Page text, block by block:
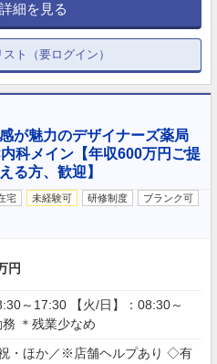
細を見る
ト（要ログイン）
が魅力のデザイナーズ薬局
科メイン【年収600万円ご提
る方、歓迎】
宅 未経験可 研修制度
ブランク可
円
～17:30 【火/日】：08:30～
＊残業少なめ
祝・ほか／※店舗ヘルプあり ◇有